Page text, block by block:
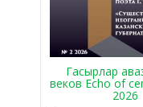
Гасырлар
веков Echo of
2026